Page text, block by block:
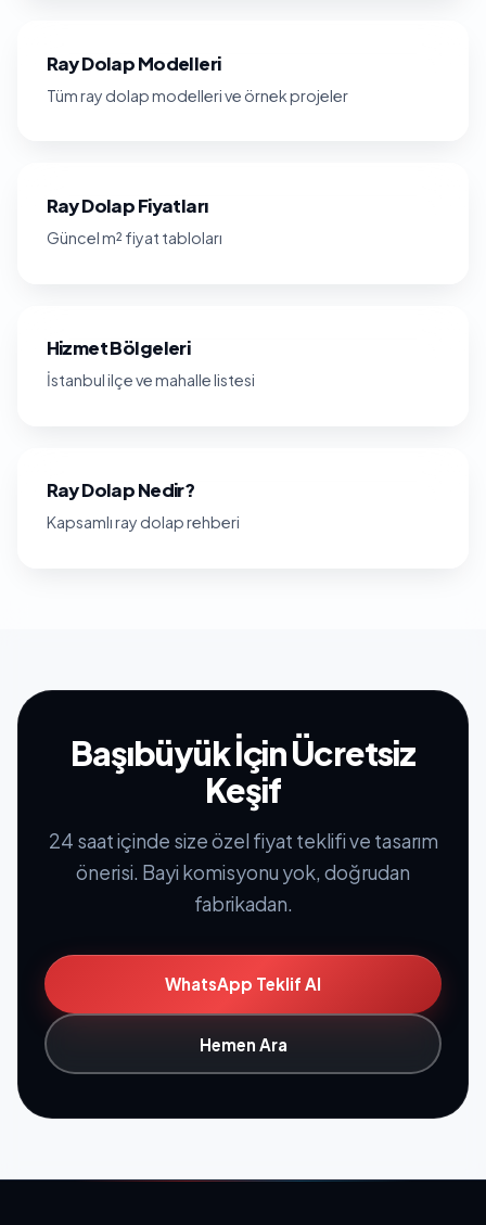
Ray Dolap Modelleri
Tüm ray dolap modelleri ve örnek projeler
Ray Dolap Fiyatları
Güncel m² fiyat tabloları
Hizmet Bölgeleri
İstanbul ilçe ve mahalle listesi
Ray Dolap Nedir?
Kapsamlı ray dolap rehberi
Başıbüyük İçin Ücretsiz
Keşif
24 saat içinde size özel fiyat teklifi ve tasarım
önerisi. Bayi komisyonu yok, doğrudan
fabrikadan.
WhatsApp Teklif Al
Hemen Ara